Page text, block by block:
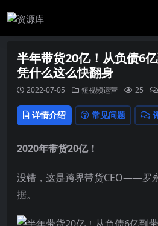
半年带货20亿！从负债6
凭什么这么快翻身
2022-07-05 短视频运营 25
详情介绍 常见问题
2020年带货20亿！
没错，这是跨界带货CEO——罗
据。